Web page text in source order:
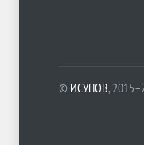
© ИСУПОВ,